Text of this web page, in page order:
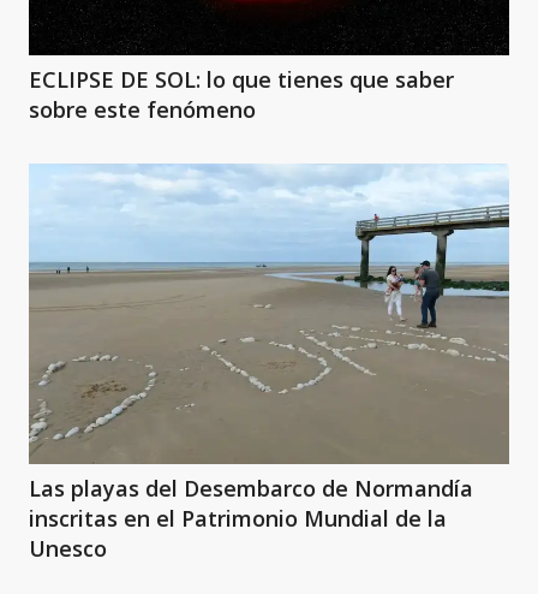
ECLIPSE DE SOL: lo que tienes que saber
sobre este fenómeno
Las playas del Desembarco de Normandía
inscritas en el Patrimonio Mundial de la
Unesco